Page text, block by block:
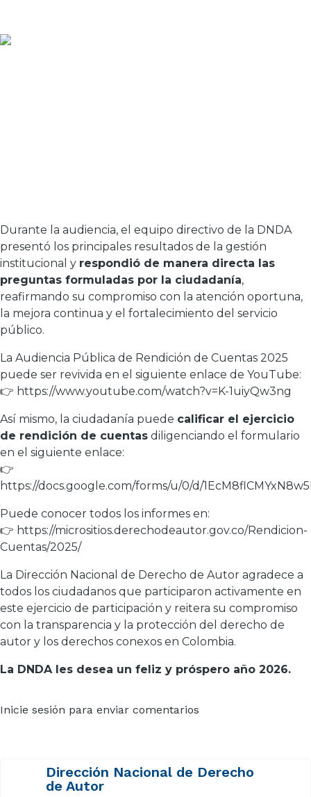
Durante la audiencia, el equipo directivo de la DNDA
presentó los principales resultados de la gestión
institucional y respondió de manera directa las
preguntas formuladas por la ciudadanía,
reafirmando su compromiso con la atención oportuna,
la mejora continua y el fortalecimiento del servicio
público.
La Audiencia Pública de Rendición de Cuentas 2025
puede ser revivida en el siguiente enlace de YouTube:
👉 https://www.youtube.com/watch?v=K-1uiyQw3ng
Así mismo, la ciudadanía puede calificar el ejercicio
de rendición de cuentas diligenciando el formulario
en el siguiente enlace:
👉
https://docs.google.com/forms/u/0/d/
Puede conocer todos los informes en:
👉 https://micrositios.derechodeautor.gov.co/Rendicion-
Cuentas/2025/
La Dirección Nacional de Derecho de Autor agradece a
todos los ciudadanos que participaron activamente en
este ejercicio de participación y reitera su compromiso
con la transparencia y la protección del derecho de
autor y los derechos conexos en Colombia.
La DNDA les desea un feliz y próspero año 2026.
Inicie sesión para enviar comentarios
Dirección Nacional de Derecho
de Autor